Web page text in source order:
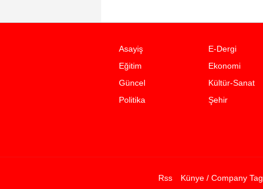
Asayiş
E-Dergi
Eğitim
Ekonomi
Güncel
Kültür-Sanat
Politika
Şehir
Rss Künye / Company Tag